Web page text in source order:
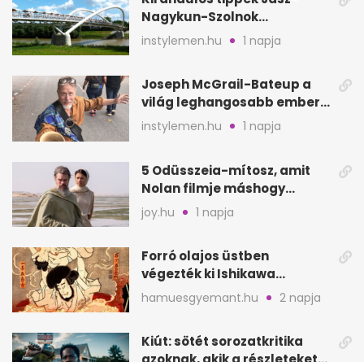
Nagykun-Szolnok
megyében: 6 kihagyhatatlan
hely
instylemen.hu 1 napja
Joseph McGrail-Bateup a
világ leghangosabb embere
lett Ausztráliából
instylemen.hu 1 napja
5 Odüsszeia-mítosz, amit
Nolan filmje máshogy
mutat, mint Homérosz
joy.hu 1 napja
Forró olajos üstben
végezték ki Ishikawa
Goemont, Japán Robin
Hoodját
hamuesgyemant.hu 2 napja
Kiút: sötét sorozatkritika